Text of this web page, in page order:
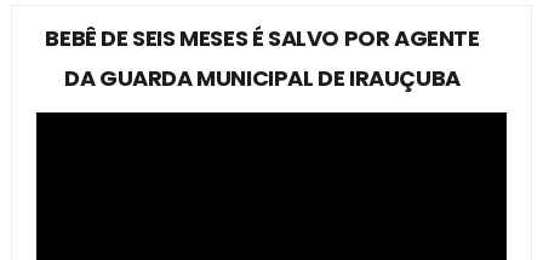
BEBÊ DE SEIS MESES É SALVO POR AGENTE
DA GUARDA MUNICIPAL DE IRAUÇUBA